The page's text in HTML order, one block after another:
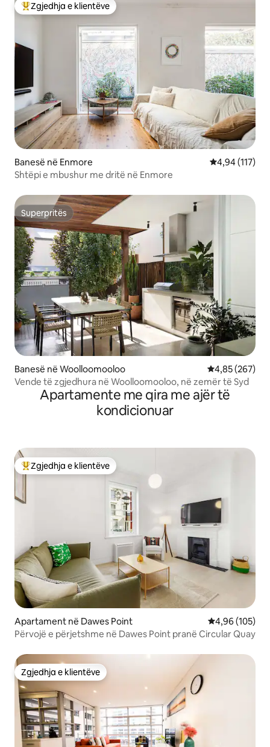
Më të mirat e zgjedhjeve të klientëve
Zgjedhja e klientëve
Banesë në Enmore Vlerësimi
4,94 (117)
Shtëpi e mbushur me dritë në Enmore
Superpritës
Superpritës
Banesë në Woolloomooloo Vlerësimi
4,85 (267)
Vende të zgjedhura në Woolloomooloo, në zemër të Syd
Apartamente me qira me ajër të
kondicionuar
Më të mirat e zgjedhjeve të klientëve
Zgjedhja e klientëve
Apartament në Dawes Point Vlerësimi
4,96 (105)
Përvojë e përjetshme në Dawes Point pranë Circular Quay
Zgjedhja e klientëve
Zgjedhja e klientëve